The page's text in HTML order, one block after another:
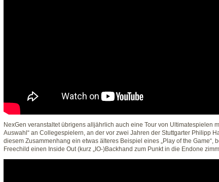
NexGen veranstaltet übrigens alljährlich auch eine Tour von Ultimatespielen
Auswahl“ an Collegespielern, an der vor zwei Jahren der Stuttgarter Philipp
diesem Zusammenhang ein etwas älteres Beispiel eines „Play of the Game“,
Freechild einen Inside Out (kurz „IO-)Backhand zum Punkt in die Endone